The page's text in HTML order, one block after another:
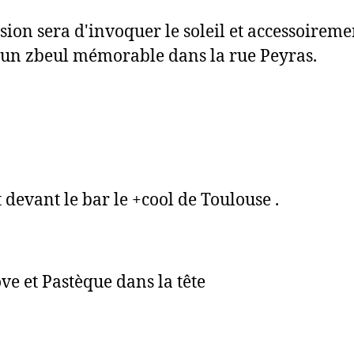
sera d'invoquer le soleil et
zbeul mémorable dans la rue Peyras.
devant le bar le +cool de Toulouse .
et Pastèque dans la tête